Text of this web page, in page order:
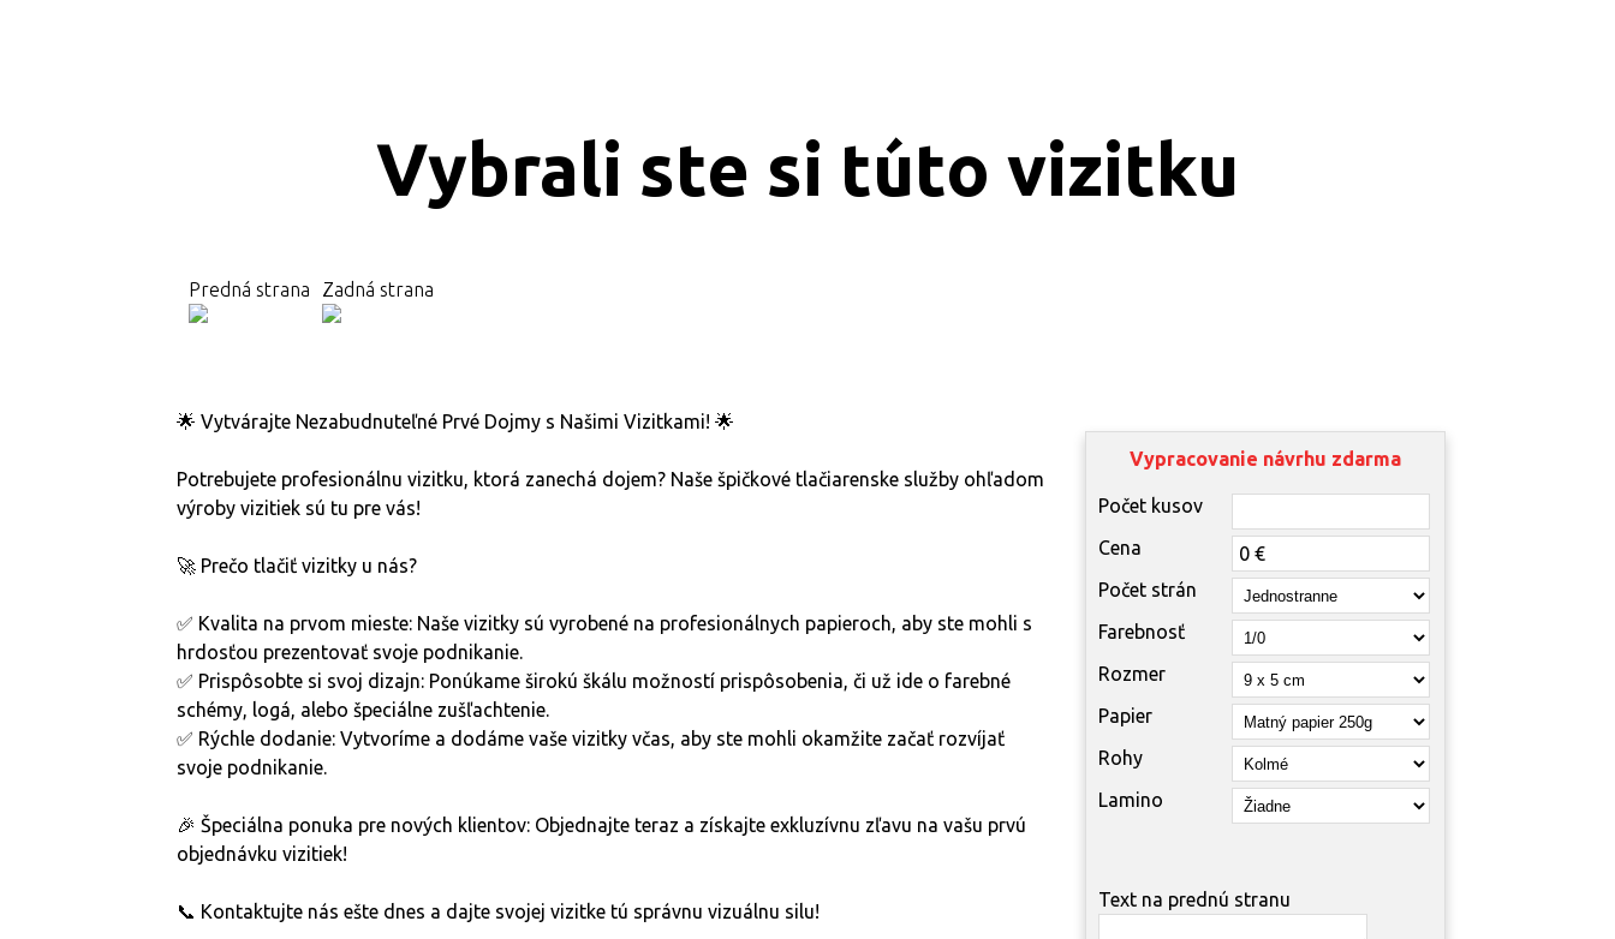
Vybrali ste si túto vizitku
Predná strana Zadná strana
🌟 Vytvárajte Nezabudnuteľné Prvé Dojmy s Našimi Vizitkami! 🌟
Potrebujete profesionálnu vizitku, ktorá zanechá dojem? Naše špičkové tlačiarenske služby ohľadom
výroby vizitiek sú tu pre vás!
🚀 Prečo tlačiť vizitky u nás?
✅ Kvalita na prvom mieste: Naše vizitky sú vyrobené na profesionálnych papieroch, aby ste mohli s
hrdosťou prezentovať svoje podnikanie.
✅ Prispôsobte si svoj dizajn: Ponúkame širokú škálu možností prispôsobenia, či už ide o farebné
schémy, logá, alebo špeciálne zušľachtenie.
✅ Rýchle dodanie: Vytvoríme a dodáme vaše vizitky včas, aby ste mohli okamžite začať rozvíjať
svoje podnikanie.
🎉 Špeciálna ponuka pre nových klientov: Objednajte teraz a získajte exkluzívnu zľavu na vašu prvú
objednávku vizitiek!
📞 Kontaktujte nás ešte dnes a dajte svojej vizitke tú správnu vizuálnu silu!
Vypracovanie návrhu zdarma
Počet kusov
Cena
Počet strán
Farebnosť
Rozmer
Papier
Rohy
Lamino
Text na prednú stranu